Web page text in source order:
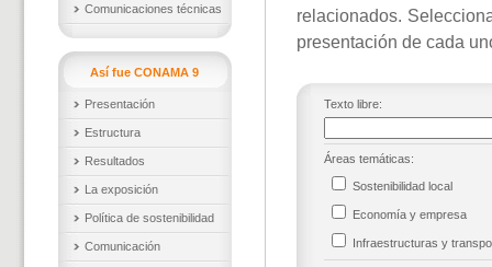
Comunicaciones técnicas
Así fue CONAMA 9
Presentación
Estructura
Resultados
La exposición
Política de sostenibilidad
Comunicación
relacionados.
presentación de cada
Texto libre:
Áreas temáticas:
Sostenibilidad local
Economía y empresa
Infraestructuras y